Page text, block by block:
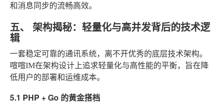
和消息同步的流畅高效。
五、 架构揭秘：轻量化与高并发背后的技术逻
辑
一套稳定可靠的通讯系统，离不开优秀的底层技术架构。
喧喧IM在架构设计上追求轻量化与高性能的平衡，旨在降
低用户的部署和运维成本。
5.1 PHP + Go 的黄金搭档